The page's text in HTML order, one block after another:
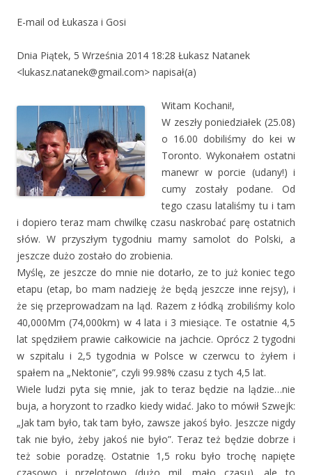
E-mail od Łukasza i Gosi
Dnia Piątek, 5 Września 2014 18:28 Łukasz Natanek
<lukasz.natanek@gmail.com> napisał(a)
Witam Kochani!,
W zeszły poniedziałek (25.08)
o 16.00 dobiliśmy do kei w
Toronto. Wykonałem ostatni
manewr w porcie (udany!) i
cumy zostały podane. Od
tego czasu lataliśmy tu i tam
i dopiero teraz mam chwilkę czasu naskrobać parę ostatnich
słów. W przyszłym tygodniu mamy samolot do Polski, a
jeszcze dużo zostało do zrobienia.
Myślę, ze jeszcze do mnie nie dotarło, ze to już koniec tego
etapu (etap, bo mam nadzieję że będą jeszcze inne rejsy), i
że się przeprowadzam na ląd. Razem z łódką zrobiliśmy kolo
40,000Mm (74,000km) w 4 lata i 3 miesiące. Te ostatnie 4,5
lat spędziłem prawie całkowicie na jachcie. Oprócz 2 tygodni
w szpitalu i 2,5 tygodnia w Polsce w czerwcu to żyłem i
spałem na „Nektonie”, czyli 99.98% czasu z tych 4,5 lat.
Wiele ludzi pyta się mnie, jak to teraz będzie na lądzie…nie
buja, a horyzont to rzadko kiedy widać. Jako to mówił Szwejk:
„Jak tam było, tak tam było, zawsze jakoś było. Jeszcze nigdy
tak nie było, żeby jakoś nie było”. Teraz też będzie dobrze i
też sobie poradzę. Ostatnie 1,5 roku było trochę napięte